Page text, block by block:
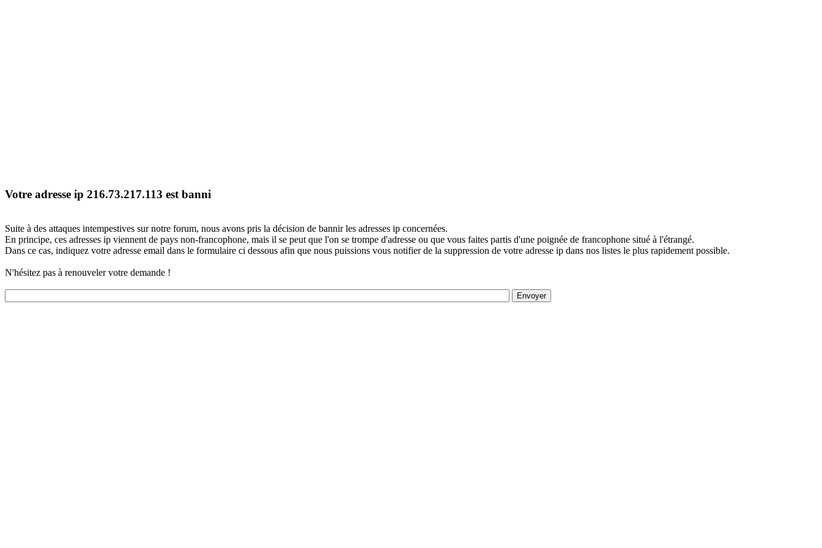
Votre adresse ip 216.73.217.113 est banni
Suite à des attaques intempestives sur notre forum, nous avons pris la décision de bannir les adresses ip concernées.
En principe, ces adresses ip viennent de pays non-francophone, mais il se peut que l'on se trompe d'adresse ou que vous faites partis d'une poignée de francophone situé à l'étrangé.
Dans ce cas, indiquez votre adresse email dans le formulaire ci dessous afin que nous puissions vous notifier de la suppression de votre adresse ip dans nos listes le plus rapidement possible.
N'hésitez pas à renouveler votre demande !